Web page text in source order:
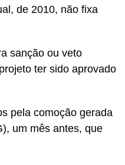
de 2010, não fixa
sanção ou veto
ter sido aprovado
pela comoção gerada
um mês antes, que